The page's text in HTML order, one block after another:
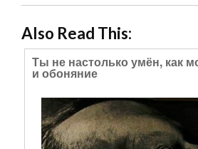
Also Read This:
Ты не настолько умён, как
и обоняние